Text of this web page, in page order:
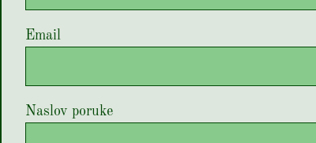
Email
Naslov poruke